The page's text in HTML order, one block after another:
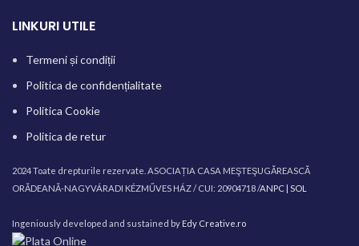
LINKURI UTILE
Termeni și condiții
Politica de confidențialitate
Politica Cookie
Politica de retur
2024 Toate drepturile rezervate. ASOCIAȚIA CASA MEŞTEŞUGĂREASCĂ
ORĂDEANĂ-NAGYVÁRADI KÉZMŰVES HÁZ / CUI: 20904718 /ANPC | SOL
Ingeniously developed and sustained by Edy Creative.ro